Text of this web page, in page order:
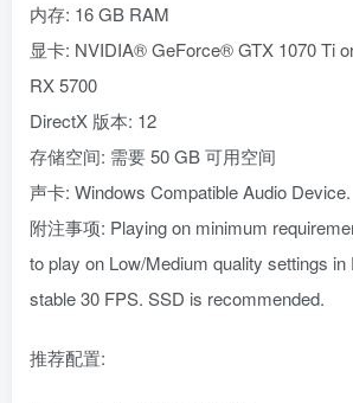
内存: 16 GB RAM
显卡: NVIDIA® GeForce® GTX 1070 Ti
RX 5700
DirectX 版本: 12
存储空间: 需要 50 GB 可用空间
声卡: Windows Compatible Audio Device.
附注事项: Playing on minimum
to play on Low/Medium quality settings in
stable 30 FPS. SSD is recommended.
推荐配置: